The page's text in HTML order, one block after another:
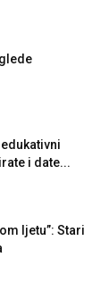
i date...
ljetu”: Stari